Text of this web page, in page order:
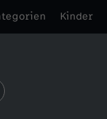
Kinder